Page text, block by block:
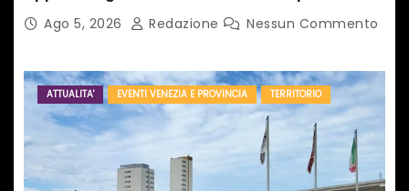
Ago 5, 2026 Redazione Nessun Commento
ATTUALITA' EVENTI VENEZIA E PROVINCIA TERRITORIO